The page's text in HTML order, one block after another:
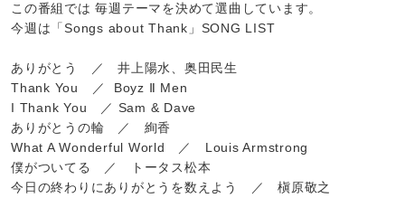
この番組では 毎週テーマを決めて選曲しています。
今週は「Songs about Thank」SONG LIST
ありがとう ／ 井上陽水、奥田民生
Thank You ／ Boyz Ⅱ Men
I Thank You ／ Sam & Dave
ありがとうの輪 ／ 絢香
What A Wonderful World ／ Louis Armstrong
僕がついてる ／ トータス松本
今日の終わりにありがとうを数えよう ／ 槇原敬之